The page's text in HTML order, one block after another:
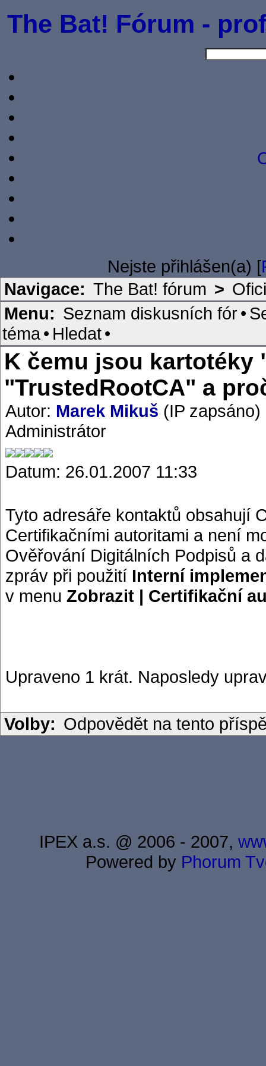
The Bat! Fórum -
Nejste přihlášen(a) [
Navigace: The Bat! fórum >
Menu: Seznam diskusních fór•
téma• Hledat•
K čemu jsou kartotéky
"TrustedRootCA" a
Autor: Marek Mikuš (IP zapsáno)
Administrátor
Datum: 26.01.2007 11:33
Tyto adresáře kontaktů obsahují
Certifikačními autoritami a není
Ověřování Digitálních Podpisů a
zpráv při použití Interní
v menu Zobrazit | Certifikační
Upraveno 1 krát. Naposledy
Volby: Odpovědět na tento
IPEX a.s. @ 2006 - 2007,
Powered by Phorum